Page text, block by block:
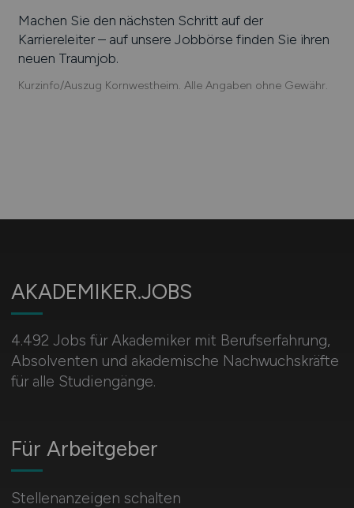
Machen Sie den nächsten Schritt auf der
Karriereleiter – auf unsere Jobbörse finden Sie ihren
neuen Traumjob.
Kurzinfo/Auszug Kornwestheim. Alle Angaben ohne Gewähr.
AKADEMIKER.JOBS
4.492 Jobs für Akademiker mit Berufserfahrung,
Absolventen und akademische Nachwuchskräfte
für alle Studiengänge.
Für Arbeitgeber
Stellenanzeigen schalten